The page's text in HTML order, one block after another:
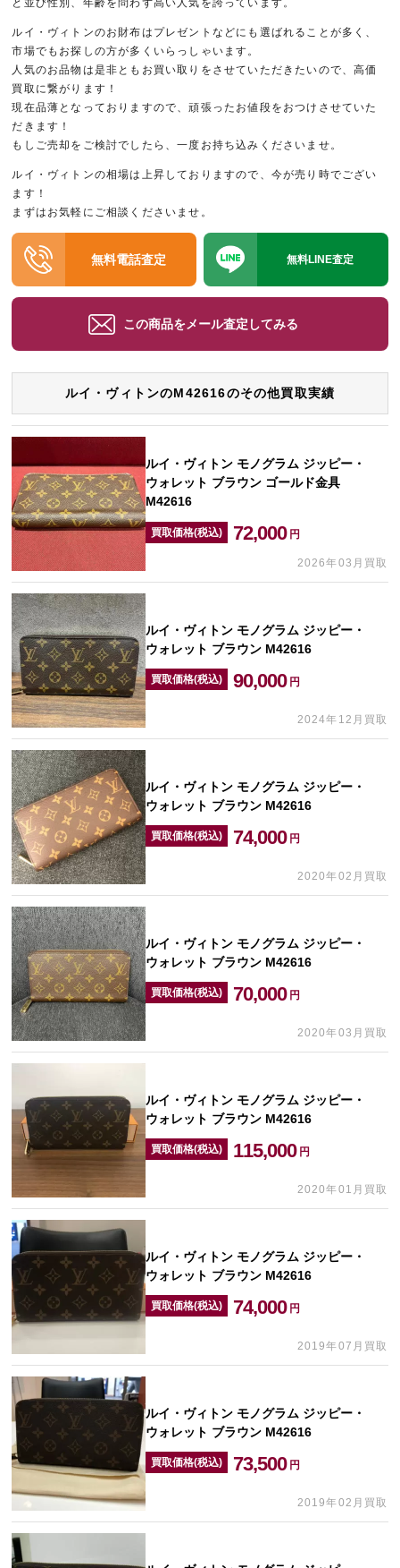
と並び性別、年齢を問わず高い人気を誇っています。
ルイ・ヴィトンのお財布はプレゼントなどにも選ばれることが多く、
市場でもお探しの方が多くいらっしゃいます。
人気のお品物は是非ともお買い取りをさせていただきたいので、高価
買取に繋がります！
現在品薄となっておりますので、頑張ったお値段をおつけさせていた
だきます！
もしご売却をご検討でしたら、一度お持ち込みくださいませ。
ルイ・ヴィトンの相場は上昇しておりますので、今が売り時でござい
ます！
まずはお気軽にご相談くださいませ。
無料電話査定 無料LINE査定
この商品をメール査定してみる
ルイ・ヴィトンのM42616のその他買取実績
ルイ・ヴィトン モノグラム ジッピー・
ウォレット ブラウン ゴールド金具
M42616
買取価格(税込) 72,000 円
2026年03月買取
ルイ・ヴィトン モノグラム ジッピー・
ウォレット ブラウン M42616
買取価格(税込) 90,000 円
2024年12月買取
ルイ・ヴィトン モノグラム ジッピー・
ウォレット ブラウン M42616
買取価格(税込) 74,000 円
2020年02月買取
ルイ・ヴィトン モノグラム ジッピー・
ウォレット ブラウン M42616
買取価格(税込) 70,000 円
2020年03月買取
ルイ・ヴィトン モノグラム ジッピー・
ウォレット ブラウン M42616
買取価格(税込) 115,000 円
2020年01月買取
ルイ・ヴィトン モノグラム ジッピー・
ウォレット ブラウン M42616
買取価格(税込) 74,000 円
2019年07月買取
ルイ・ヴィトン モノグラム ジッピー・
ウォレット ブラウン M42616
買取価格(税込) 73,500 円
2019年02月買取